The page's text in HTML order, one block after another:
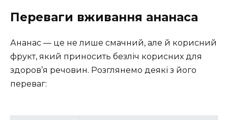
Переваги вживання ананаса
Ананас — це не лише смачний, але й корисний
фрукт, який приносить безліч корисних для
здоров’я речовин. Розглянемо деякі з його
переваг: